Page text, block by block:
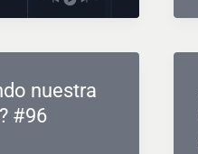
nuestra
#96